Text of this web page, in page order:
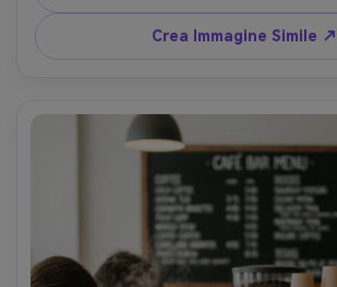
cinematografica morbida --
Crea Immagine Simile ↗